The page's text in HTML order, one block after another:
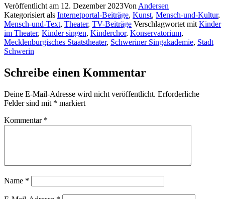
Veröffentlicht am 12. Dezember 2023Von Andersen
Kategorisiert als Internetportal-Beiträge, Kunst, Mensch-und-Kultur,
Mensch-und-Text, Theater, TV-Beiträge Verschlagwortet mit Kinder
im Theater, Kinder singen, Kinderchor, Konservatorium,
Mecklenburgisches Staatstheater, Schweriner Singakademie, Stadt
Schwerin
Schreibe einen Kommentar
Deine E-Mail-Adresse wird nicht veröffentlicht. Erforderliche
Felder sind mit * markiert
Kommentar *
Name *